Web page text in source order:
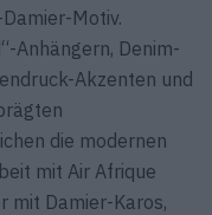
Motiv.
Anhängern, Denim-
Akzenten und
die modernen
mit Air Afrique
mit Damier-Karos,